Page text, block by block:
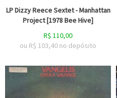
LP Dizzy Reece Sextet - Manhattan
Project [1978 Bee Hive]
R$ 110,00
ou R$ 103,40 no depósito